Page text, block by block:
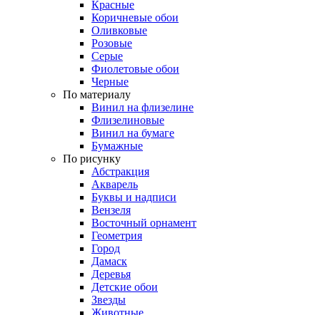
Красные
Коричневые обои
Оливковые
Розовые
Серые
Фиолетовые обои
Черные
По материалу
Винил на флизелине
Флизелиновые
Винил на бумаге
Бумажные
По рисунку
Абстракция
Акварель
Буквы и надписи
Вензеля
Восточный орнамент
Геометрия
Город
Дамаск
Деревья
Детские обои
Звезды
Животные